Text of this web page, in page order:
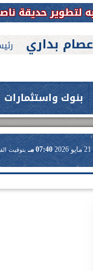
عصام بداري
بنوك واستثمارات
07:40 مـ بتوقيت